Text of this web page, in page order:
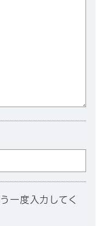
一度入力してく